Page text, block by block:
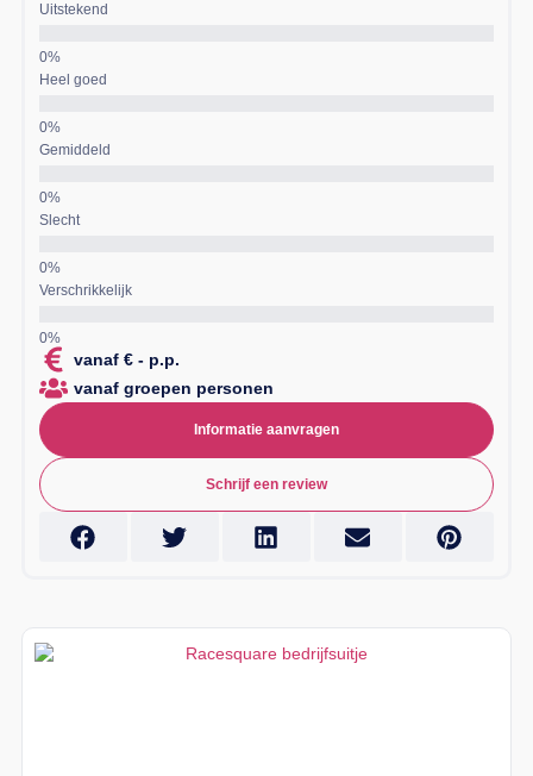
Uitstekend
Heel goed
Gemiddeld
Slecht
Verschrikkelijk
vanaf € - p.p.
vanaf groepen personen
Informatie aanvragen
Schrijf een review